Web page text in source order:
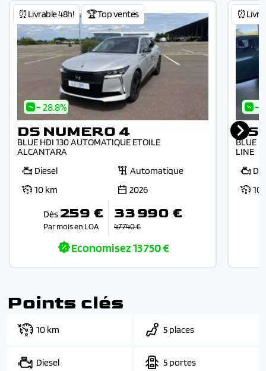
⏰Livrable 48h! 🏆Top ventes
- 28.8%
DS NUMERO 4
BLUE HDI 130 AUTOMATIQUE ETOILE
ALCANTARA
Diesel
Automatique
10 km
2026
Dès 259 €
Par mois en LOA
33 990 €
47 740 €
Economisez13 750 €
-
DS
BLUE
LINE
10
Points clés
10 km 5 places
Diesel 5 portes